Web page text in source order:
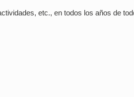
etc., en todos los años de